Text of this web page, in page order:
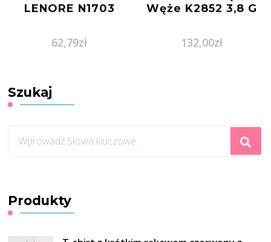
LENORE N1703
62,79zł
Węże K2852 3,8 G
132,00zł
Szukaj
czegoś?
Produkty